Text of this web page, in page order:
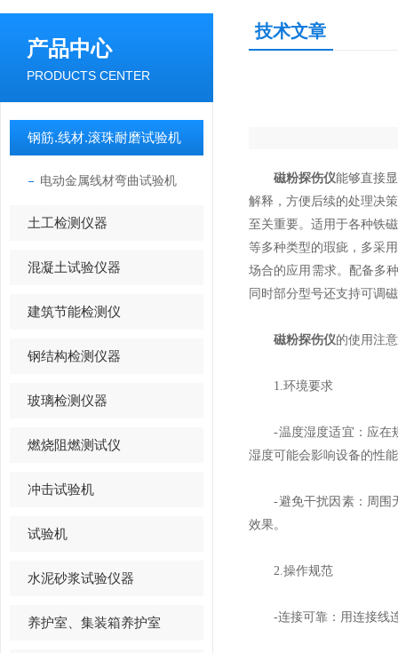
产品中心
PRODUCTS CENTER
钢筋.线材.滚珠耐磨试验机
电动金属线材弯曲试验机
土工检测仪器
混凝土试验仪器
建筑节能检测仪
钢结构检测仪器
玻璃检测仪器
燃烧阻燃测试仪
冲击试验机
试验机
水泥砂浆试验仪器
养护室、集装箱养护室
技术文章
磁粉探伤仪能够直接
解释，方便后续的处理决
至关重要。适用于各种铁
等多种类型的瑕疵，多采
场合的应用需求。配备多
同时部分型号还支持可调
磁粉探伤仪的使用注
1.环境要求
-温度湿度适宜：应在规
湿度可能会影响设备的性
-避免干扰因素：周围无
效果。
2.操作规范
-连接可靠：用连接线连